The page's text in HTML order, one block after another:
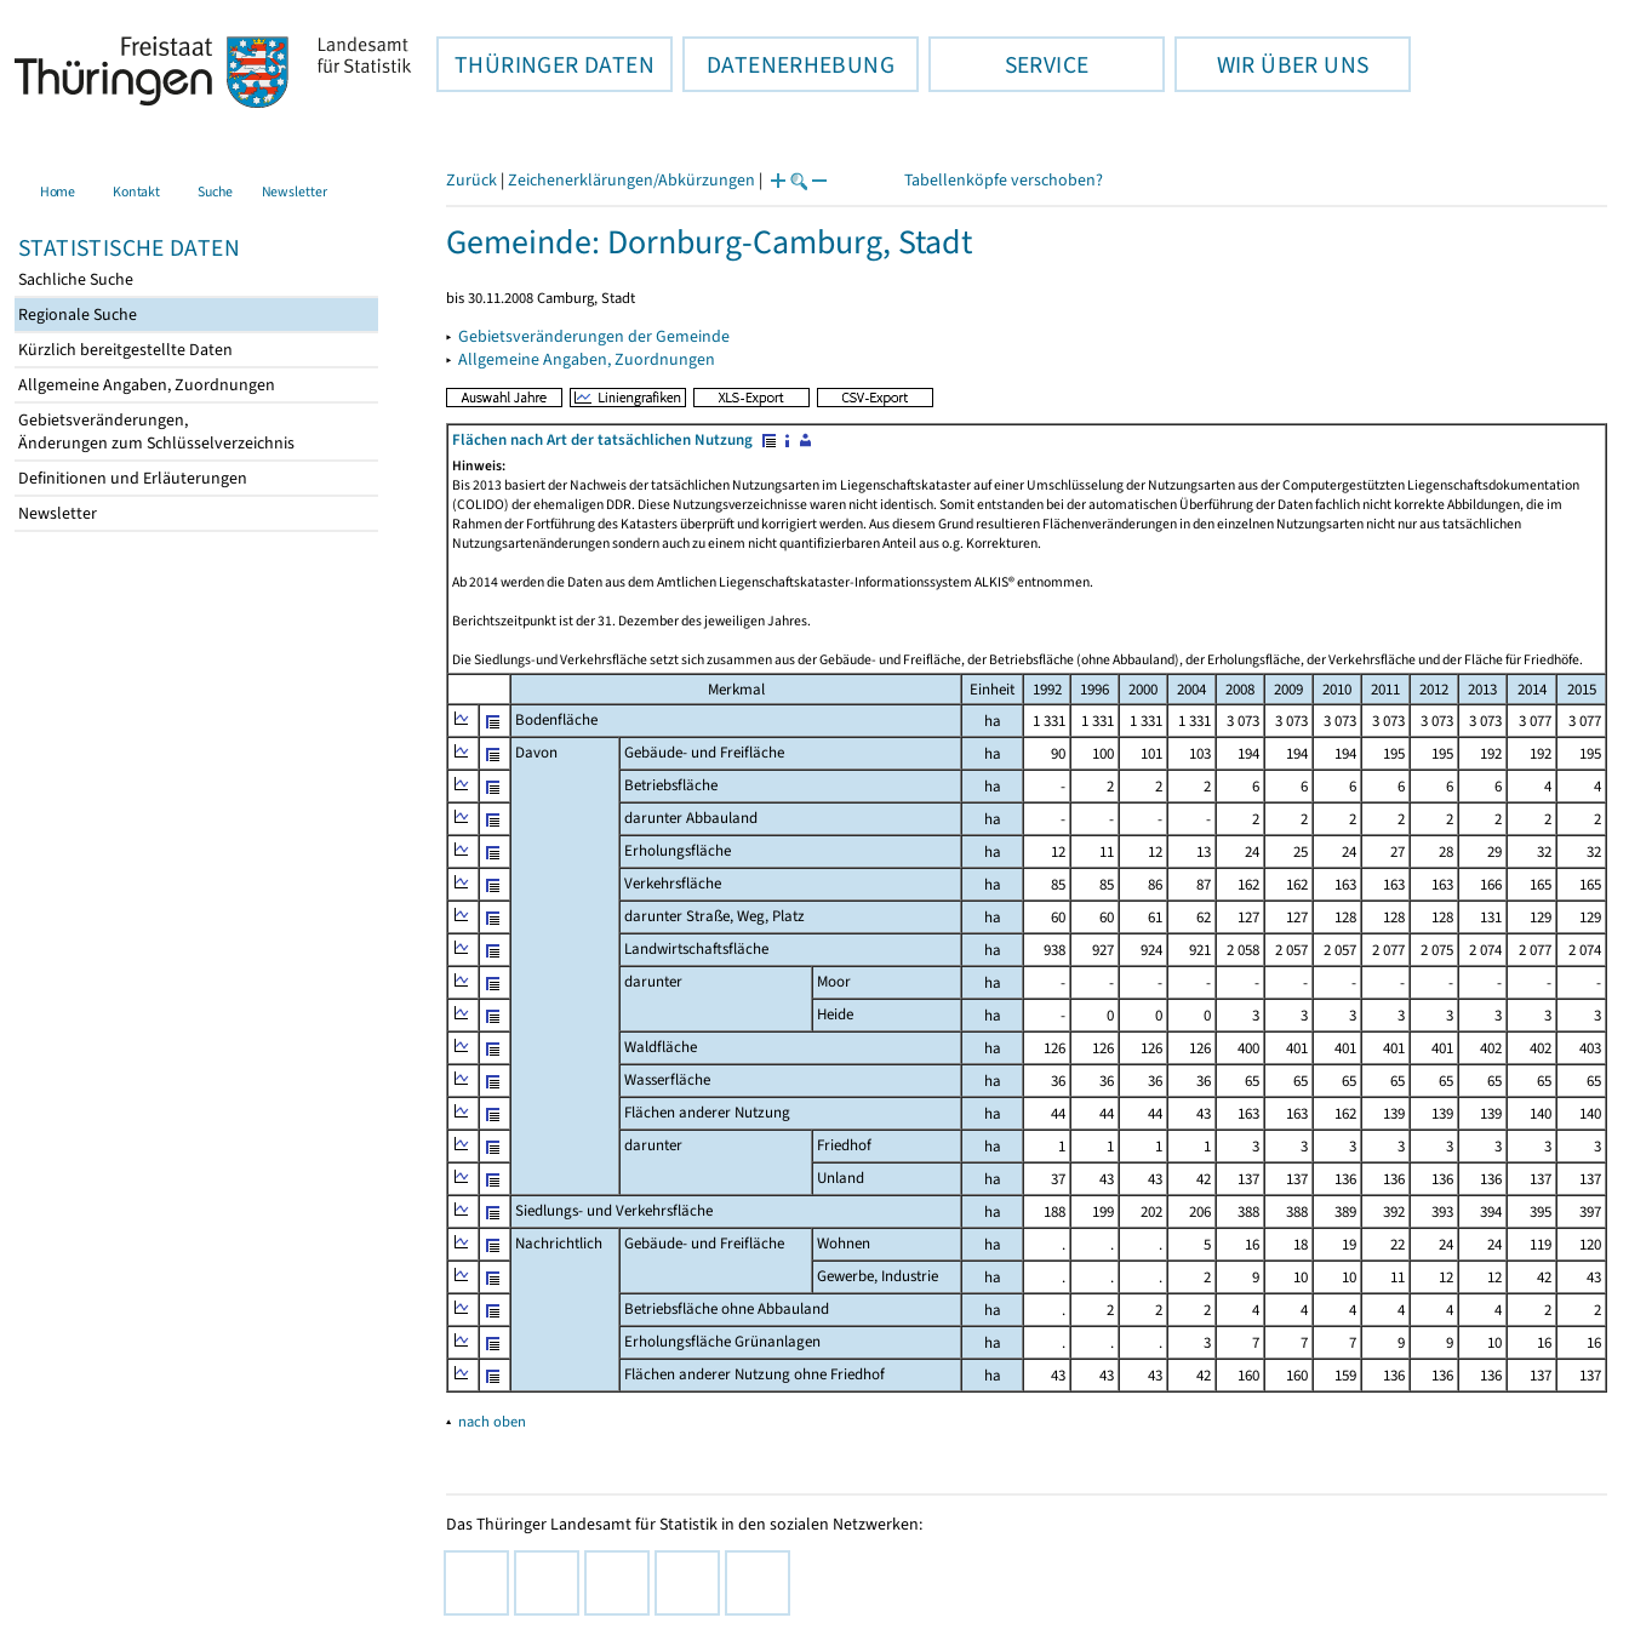
THÜRINGER DATEN DATENERHEBUNG SERVICE WIR ÜBER UNS
Home Kontakt Suche Newsletter
STATISTISCHE DATEN
Sachliche Suche
Regionale Suche
Kürzlich bereitgestellte Daten
Allgemeine Angaben, Zuordnungen
Gebietsveränderungen,
Änderungen zum Schlüsselverzeichnis
Definitionen und Erläuterungen
Newsletter
Zurück | Zeichenerklärungen/Abkürzungen | Tabellenköpfe verschoben?
Gemeinde: Dornburg-Camburg, Stadt
bis 30.11.2008 Camburg, Stadt
▸ Gebietsveränderungen der Gemeinde
▸ Allgemeine Angaben, Zuordnungen
Flächen nach Art der tatsächlichen Nutzung
Hinweis:
Bis 2013 basiert der Nachweis der tatsächlichen Nutzungsarten im Liegenschaftskataster auf einer Umschlüsselung der Nutzungsarten aus der Computergestützten Liegenschaftsdokumentation
(COLIDO) der ehemaligen DDR. Diese Nutzungsverzeichnisse waren nicht identisch. Somit entstanden bei der automatischen Überführung der Daten fachlich nicht korrekte Abbildungen, die im
Rahmen der Fortführung des Katasters überprüft und korrigiert werden. Aus diesem Grund resultieren Flächenveränderungen in den einzelnen Nutzungsarten nicht nur aus tatsächlichen
Nutzungsartenänderungen sondern auch zu einem nicht quantifizierbaren Anteil aus o.g. Korrekturen.
Ab 2014 werden die Daten aus dem Amtlichen Liegenschaftskataster-Informationssystem ALKIS® entnommen.
Berichtszeitpunkt ist der 31. Dezember des jeweiligen Jahres.
Die Siedlungs-und Verkehrsfläche setzt sich zusammen aus der Gebäude- und Freifläche, der Betriebsfläche (ohne Abbauland), der Erholungsfläche, der Verkehrsfläche und der Fläche für Friedhöfe.
Merkmal Einheit 1992 1996 2000 2004 2008 2009 2010 2011 2012 2013 2014
2015
Bodenfläche
ha 1 331 1 331 1 331 1 331 3 073 3 073 3 073 3 073 3 073 3 073 3 077
3 077
Davon
Gebäude- und Freifläche ha 90 100 101 103 194 194 194 195 195 192 192
195
Betriebsfläche
ha - 2 2 2 6 6 6 6 6 6 4
4
darunter Abbauland
ha - - - - 2 2 2 2 2 2 2
2
Erholungsfläche
ha 12 11 12 13 24 25 24 27 28 29 32
32
Verkehrsfläche
ha 85 85 86 87 162 162 163 163 163 166 165
165
darunter Straße, Weg, Platz
ha 60 60 61 62 127 127 128 128 128 131 129
129
Landwirtschaftsfläche
ha 938 927 924 921 2 058 2 057 2 057 2 077 2 075 2 074 2 077
2 074
darunter
Moor ha - - - - - - - - - - -
-
Heide
ha - 0 0 0 3 3 3 3 3 3 3
3
Waldfläche
ha 126 126 126 126 400 401 401 401 401 402 402
403
Wasserfläche
ha 36 36 36 36 65 65 65 65 65 65 65
65
Flächen anderer Nutzung
ha 44 44 44 43 163 163 162 139 139 139 140
140
darunter
Friedhof ha 1 1 1 1 3 3 3 3 3 3 3
3
Unland
ha 37 43 43 42 137 137 136 136 136 136 137
137
Siedlungs- und Verkehrsfläche
ha 188 199 202 206 388 388 389 392 393 394 395
397
Nachrichtlich
Gebäude- und Freifläche Wohnen ha . . . 5 16 18 19 22 24 24 119
120
Gewerbe, Industrie
ha . . . 2 9 10 10 11 12 12 42
43
Betriebsfläche ohne Abbauland
ha . 2 2 2 4 4 4 4 4 4 2
2
Erholungsfläche Grünanlagen
ha . . . 3 7 7 7 9 9 10 16
16
Flächen anderer Nutzung ohne Friedhof
ha 43 43 43 42 160 160 159 136 136 136 137 137
▴ nach oben
Das Thüringer Landesamt für Statistik in den sozialen Netzwerken: